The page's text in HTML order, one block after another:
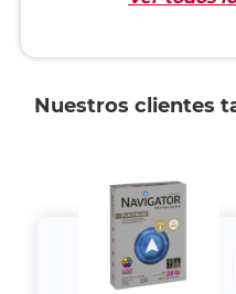
Nuestros clientes